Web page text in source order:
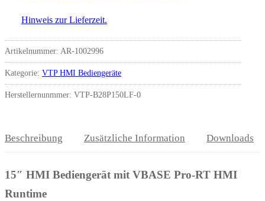
Hinweis zur Lieferzeit.
Artikelnummer: AR-1002996
Kategorie: VTP HMI Bediengeräte
Herstellernunmmer: VTP-B28P150LF-0
Beschreibung Zusätzliche Information Downloads
15″ HMI Bediengerät mit VBASE Pro-RT HMI
Runtime